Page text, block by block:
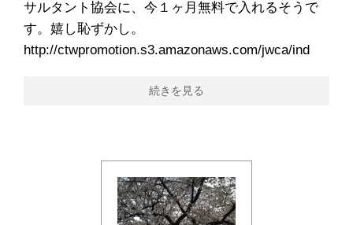
サルタント協会に、今１ヶ月無料で入れるそうで
す。嬉し恥ずかし。
http://ctwpromotion.s3.amazonaws.com/jwca/ind
続きを見る